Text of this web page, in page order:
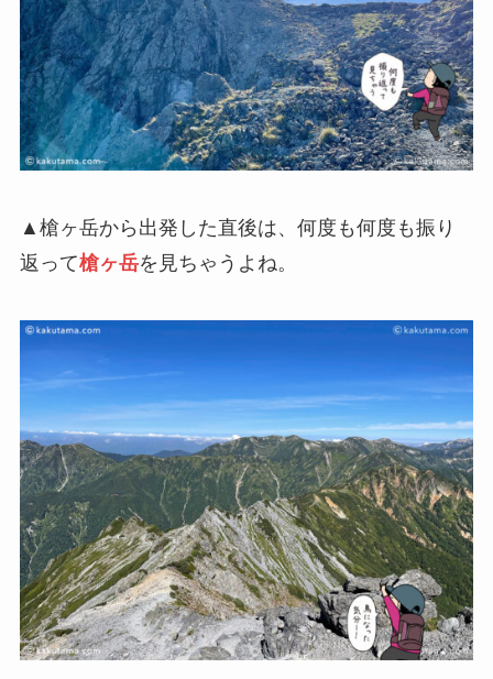
▲槍ヶ岳から出発した直後は、何度も何度も振り
返って槍ヶ岳を見ちゃうよね。